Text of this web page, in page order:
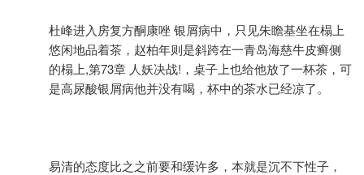
杜峰进入房复方酮康唑 银屑病中，只见朱瞻基坐在榻上
悠闲地品着茶，赵柏年则是斜跨在一青岛海慈牛皮癣侧
的榻上,第73章 人妖决战!，桌子上也给他放了一杯茶，可
是高尿酸银屑病他并没有喝，杯中的茶水已经凉了。
易清的态度比之之前要和缓许多，本就是沉不下性子，